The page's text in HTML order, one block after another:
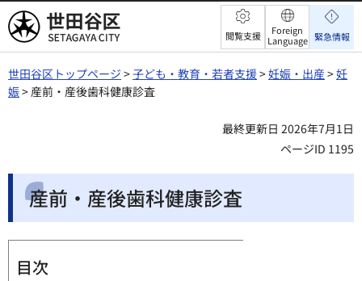
世田谷区 閲覧支援
Foreign
Language 緊急情報
世田谷区トップページ >子ども・教育・若者支援>妊娠・出産>妊
娠> 産前・産後歯科健康診査
最終更新日 2026年7月1日
ページID 1195
産前・産後歯科健康診査
目次